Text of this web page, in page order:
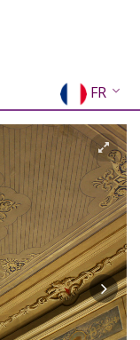
FR
EN
EL
DE
IT
ES
RU